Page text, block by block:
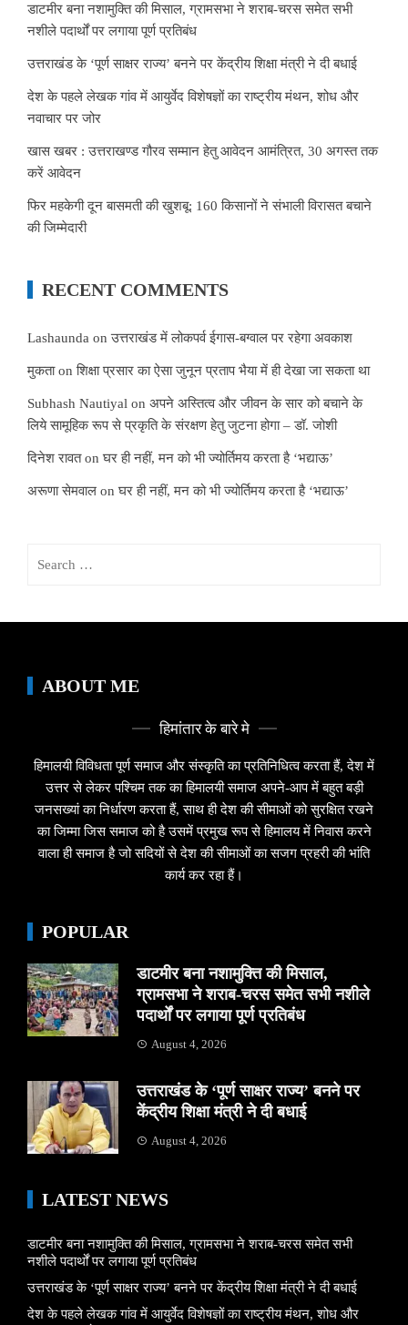
डाटमीर बना नशामुक्ति की मिसाल, ग्रामसभा ने शराब-चरस समेत सभी
नशीले पदार्थों पर लगाया पूर्ण प्रतिबंध
उत्तराखंड के ‘पूर्ण साक्षर राज्य’ बनने पर केंद्रीय शिक्षा मंत्री ने दी बधाई
देश के पहले लेखक गांव में आयुर्वेद विशेषज्ञों का राष्ट्रीय मंथन, शोध और
नवाचार पर जोर
खास खबर : उत्तराखण्ड गौरव सम्मान हेतु आवेदन आमंत्रित, 30 अगस्त तक
करें आवेदन
फिर महकेगी दून बासमती की खुशबू: 160 किसानों ने संभाली विरासत बचाने
की जिम्मेदारी
RECENT COMMENTS
Lashaunda onउत्तराखंड में लोकपर्व ईगास-बग्वाल पर रहेगा अवकाश
मुकताonशिक्षा प्रसार का ऐसा जुनून प्रताप भैया में ही देखा जा सकता था
Subhash Nautiyal on अपने अस्तित्व और जीवन के सार को बचाने के
लिये सामूहिक रूप से प्रकृति के संरक्षण हेतु जुटना होगा – डॉ. जोशी
दिनेश रावतonघर ही नहीं, मन को भी ज्योर्तिमय करता है ‘भद्याऊ’
अरूणा सेमवाल onघर ही नहीं, मन को भी ज्योर्तिमय करता है ‘भद्याऊ’
ABOUT ME
हिमांतार के बारे मे
हिमालयी विविधता पूर्ण समाज और संस्कृति का प्रतिनिधित्व करता हैं, देश में
उत्तर से लेकर पश्चिम तक का हिमालयी समाज अपने-आप में बहुत बड़ी
जनसख्यां का निर्धारण करता हैं, साथ ही देश की सीमाओं को सुरक्षित रखने
का जिम्मा जिस समाज को है उसमें प्रमुख रूप से हिमालय में निवास करने
वाला ही समाज है जो सदियों से देश की सीमाओं का सजग प्रहरी की भांति
कार्य कर रहा हैं।
POPULAR
डाटमीर बना नशामुक्ति की मिसाल,
ग्रामसभा ने शराब-चरस समेत सभी नशीले
पदार्थों पर लगाया पूर्ण प्रतिबंध
August 4, 2026
उत्तराखंड के ‘पूर्ण साक्षर राज्य’ बनने पर
केंद्रीय शिक्षा मंत्री ने दी बधाई
August 4, 2026
LATEST NEWS
डाटमीर बना नशामुक्ति की मिसाल, ग्रामसभा ने शराब-चरस समेत सभी
नशीले पदार्थों पर लगाया पूर्ण प्रतिबंध
उत्तराखंड के ‘पूर्ण साक्षर राज्य’ बनने पर केंद्रीय शिक्षा मंत्री ने दी बधाई
देश के पहले लेखक गांव में आयुर्वेद विशेषज्ञों का राष्ट्रीय मंथन, शोध और